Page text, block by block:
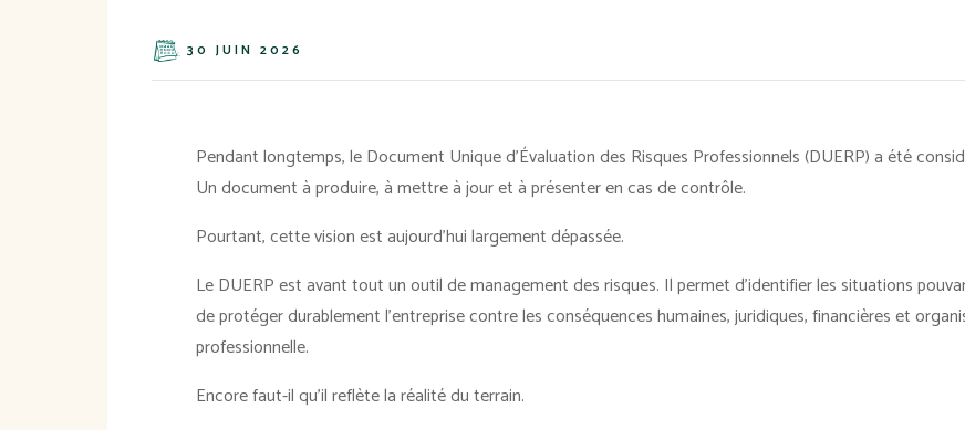
30 JUIN 2026
Pendant longtemps, le Document Unique d'Évaluation des Risques Professionnels (DUERP) a été
Un document à produire, à mettre à jour et à présenter en cas de contrôle.
Pourtant, cette vision est aujourd'hui largement dépassée.
Le DUERP est avant tout un outil de management des risques. Il permet d'identifier les situations
de protéger durablement l'entreprise contre les conséquences humaines, juridiques, financières et
professionnelle.
Encore faut-il qu'il reflète la réalité du terrain.